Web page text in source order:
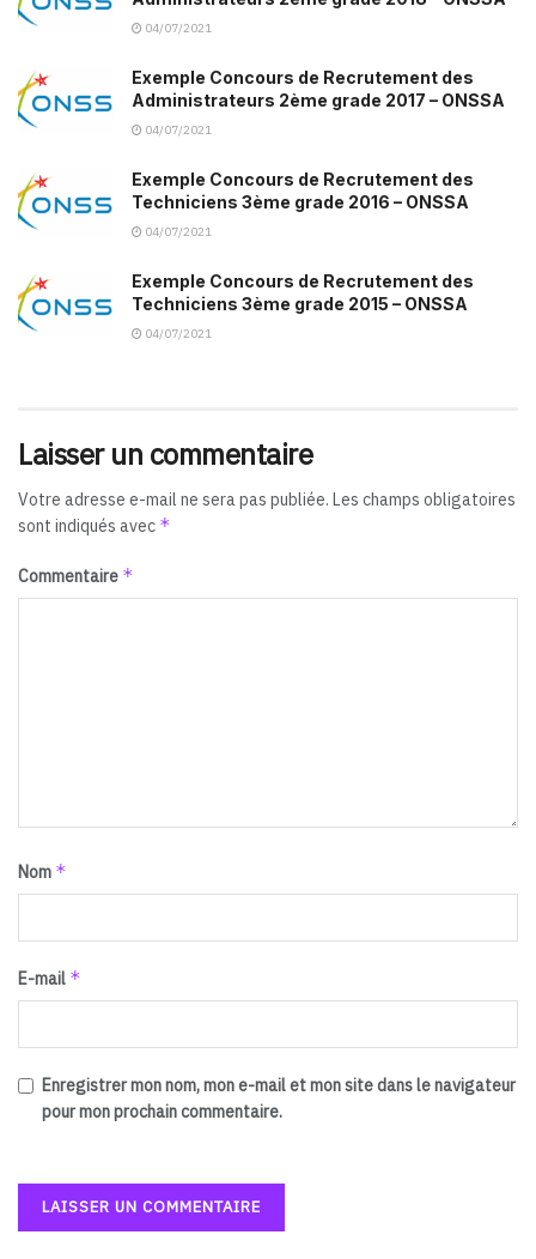
04/07/2021
Exemple Concours de Recrutement des
Administrateurs 2ème grade 2017 – ONSSA
04/07/2021
Exemple Concours de Recrutement des
Techniciens 3ème grade 2016 – ONSSA
04/07/2021
Exemple Concours de Recrutement des
Techniciens 3ème grade 2015 – ONSSA
04/07/2021
Laisser un commentaire
Votre adresse e-mail ne sera pas publiée. Les champs obligatoires
sont indiqués avec *
Commentaire *
Nom *
E-mail *
Enregistrer mon nom, mon e-mail et mon site dans le navigateur
pour mon prochain commentaire.